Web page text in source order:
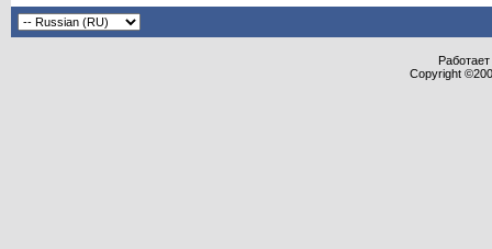
Copyright